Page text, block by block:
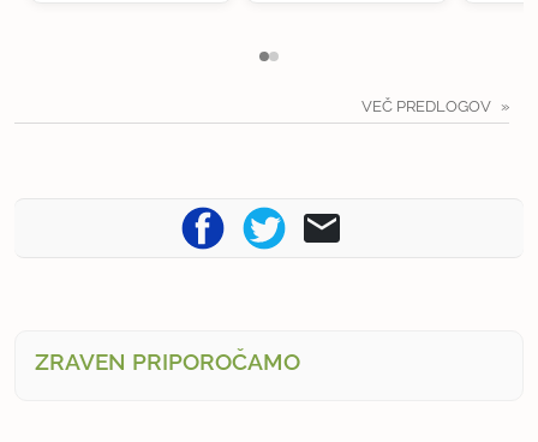
VEČ PREDLOGOV
ZRAVEN PRIPOROČAMO